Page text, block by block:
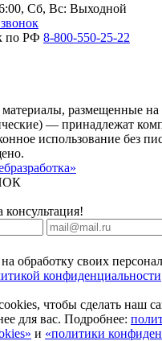
Сб, Вс: Выходной
по РФ 8-800-550-25-22
размещенные на
— принадлежат
использование без
на обработку своих
конфиденциальности
чтобы сделать наш
для вас. Подробнее:
и «политики